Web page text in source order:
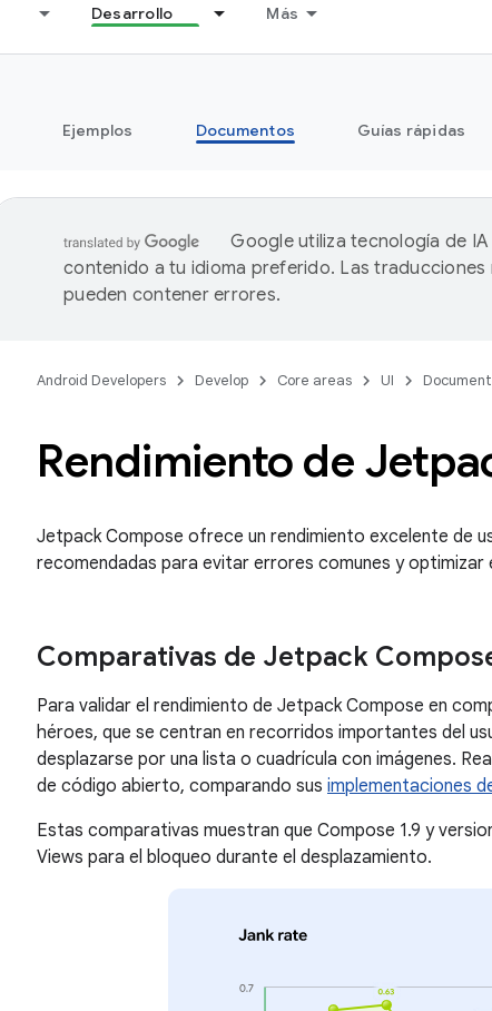
Desarrollo Más
Ejemplos Documentos Guías rápidas
Google utiliza tecnología de
contenido a tu idioma preferido. Las traducciones
pueden contener errores.
Android Developers Develop Core areas UI
Rendimiento de
Jetpack Compose ofrece un rendimiento excelente de
recomendadas para evitar errores comunes y
Comparativas de Jetpack
Para validar el rendimiento de Jetpack Compose en
héroes, que se centran en recorridos importantes del
desplazarse por una lista o cuadrícula con imágenes.
de código abierto, comparando sus implementaciones
Estas comparativas muestran que Compose 1.9 y
Views para el bloqueo durante el desplazamiento.